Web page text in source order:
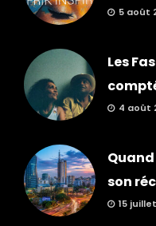
5 août
Les
4 août
son
15